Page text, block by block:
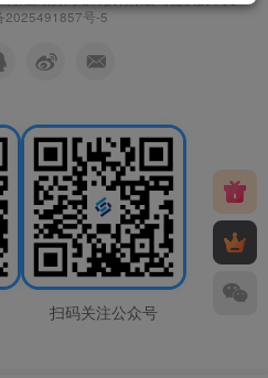
2025491857号-5
扫码关注公众号